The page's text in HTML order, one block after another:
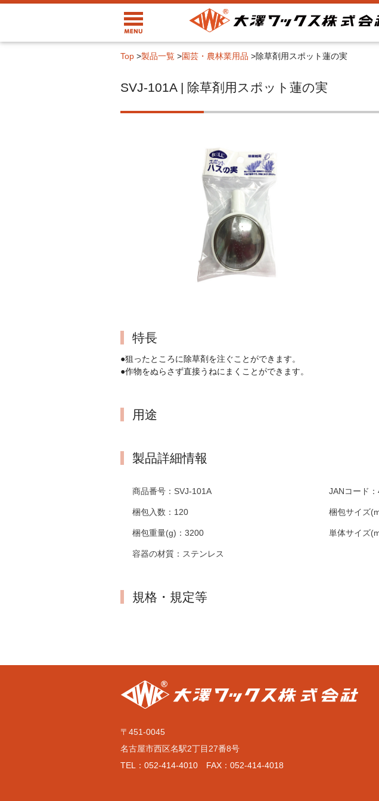
Top >製品一覧 >園芸・農林業用品 >除草剤用スポット蓮の実
SVJ-101A | 除草剤用スポット蓮の実
特長
●狙ったところに除草剤を注ぐことができます。
●作物をぬらさず直接うねにまくことができます。
用途
製品詳細情報
商品番号： SVJ-101A JANコード：
梱包入数： 120 梱包サイズ
梱包重量(g)： 3200 単体サイズ
容器の材質： ステンレス
規格・規定等
〒451-0045
名古屋市西区名駅2丁目27番8号
TEL：052-414-4010 FAX：052-414-4018